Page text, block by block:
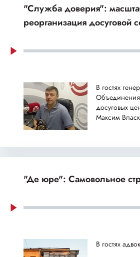
"Служба доверия":
реорганизация досуговой
В гостях
Объединения
досуговых
Максим
"Де юре": Самовольное
В гостях